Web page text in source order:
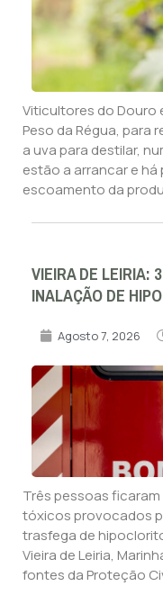
Viticultores do Douro
Peso da Régua, para
a uva para destilar,
estão a arrancar e
escoamento da
VIEIRA DE LEIRIA:
INALAÇÃO DE
Agosto 7, 2026
Três pessoas
tóxicos provocados
trasfega de
Vieira de Leiria,
fontes da Proteção